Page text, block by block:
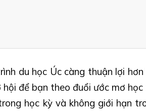
du học Úc càng thuận lợi
để bạn theo đuổi ước mơ
học kỳ và không giới hạn